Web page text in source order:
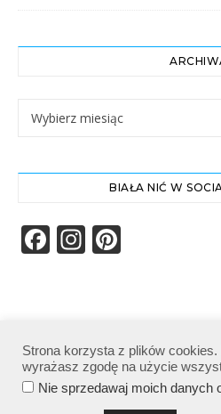
Archiwa
BIAŁA NIĆ W
Facebook
Instagram
Biała Nić | Wszelkie prawa
Polityka
Strona korzysta z plików cookies.
wyrażasz zgodę na użycie
Nie sprzedawaj moich danych